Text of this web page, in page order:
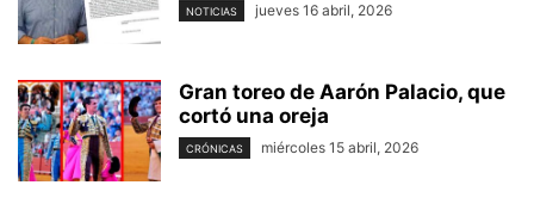
NOTICIAS jueves 16 abril, 2026
Gran toreo de Aarón Palacio, que
cortó una oreja
CRÓNICAS miércoles 15 abril, 2026